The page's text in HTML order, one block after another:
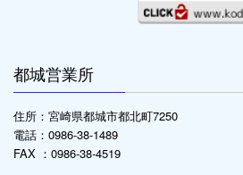
都城営業所
住所：宮崎県都城市都北町7250
電話：0986-38-1489
FAX ：0986-38-4519